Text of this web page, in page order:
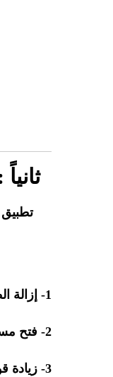
1- إزالة الطبقة السطحية الضعيفة والمتفتتة.
2- فتح مسام الخرسانة ليصبح السطح قادرًا على امتصاص البرايمر.
3- زيادة قوة الالتصاق بين الخرسانة والإيبوكسي.